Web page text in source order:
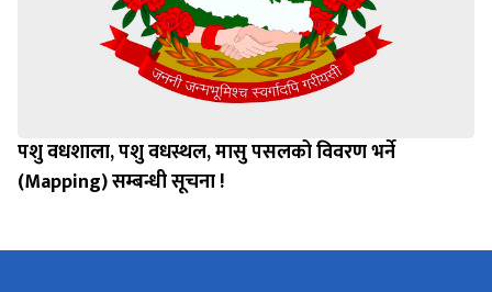
पशु वधशाला, पशु वधस्थल, मासु पसलको विवरण भर्ने
(Mapping) सम्बन्धी सूचना !